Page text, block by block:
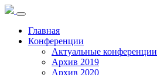
Toggle
navigation
Главная
Конференции
Актуальные конференции
Архив 2019
Архив 2020